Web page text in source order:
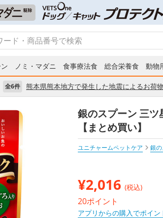
ノミ・マダニ 食事療法食 総合栄養食 動物
全6件 熊本県熊本地方で発生した地震によるお荷
銀のスプーン 三
【まとめ買い】
ユニチャームペットケア
銀
¥2,016 (税込)
20ポイント
アプリからの購入でポイン